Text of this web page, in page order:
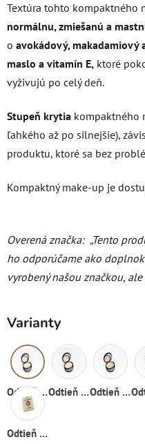
Textúra tohto kompaktného
normálnu, zmiešanú a
o avokádový, makadamiový
maslo a vitamín E, ktoré
vyživujú po celý deň.
Stupeň krytia kompaktného
ľahkého až po silnejšie),
produktu, ktoré sa bez
Kompaktný make-up je
Overená značka: „Tento
ho odporúčame ako
vyrobený našou značkou,
Varianty
Odtieň 01 Odtieň 02 Odtieň 03
Odtieň 04